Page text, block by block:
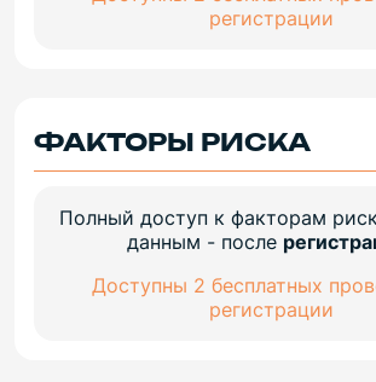
регистрации
ФАКТОРЫ РИСКА
Полный доступ к факторам
данным - после
Доступны 2 бесплатных
регистрации